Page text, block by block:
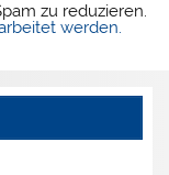
zu reduzieren.
werden.